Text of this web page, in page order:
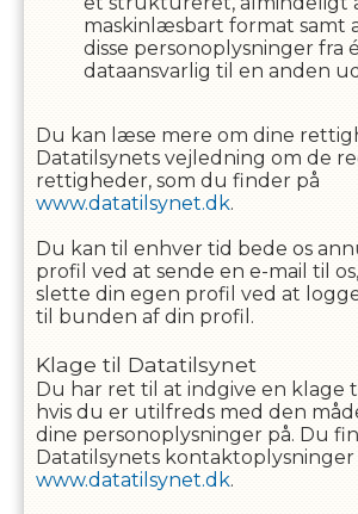
maskinlæsbart format samt
disse personoplysninger fra
dataansvarlig til en anden
Du kan læse mere om dine
Datatilsynets vejledning om de
rettigheder, som du finder på
www.datatilsynet.dk.
Du kan til enhver tid bede os
profil ved at sende en e-mail til
slette din egen profil ved at
til bunden af din profil.
Klage til Datatilsynet
Du har ret til at indgive en klage
hvis du er utilfreds med den
dine personoplysninger på. Du
Datatilsynets kontaktoplysninger
www.datatilsynet.dk.